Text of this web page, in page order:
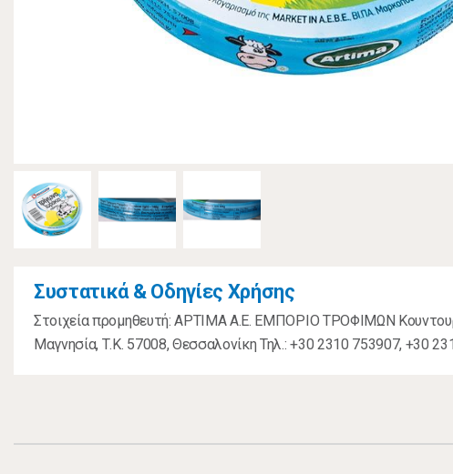
Συστατικά & Οδηγίες Χρήσης
Στοιχεία προμηθευτή: ΑΡΤΙΜΑ Α.Ε. ΕΜΠΟΡΙΟ ΤΡΟΦΙΜΩΝ
Μαγνησία, Τ.Κ. 57008, Θεσσαλονίκη Τηλ.: +30 2310 753907, +30